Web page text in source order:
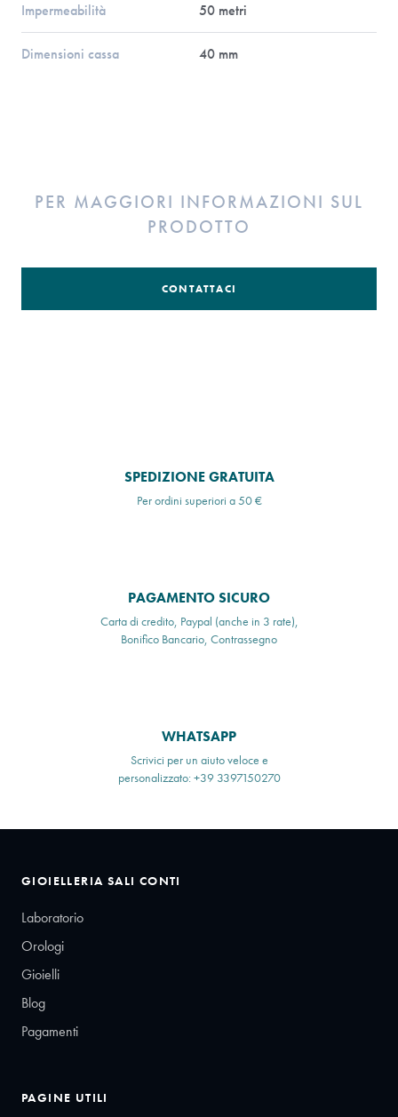
Impermeabilità 50 metri
Dimensioni cassa 40 mm
PER MAGGIORI INFORMAZIONI SUL
PRODOTTO
CONTATTACI
SPEDIZIONE GRATUITA
Per ordini superiori a 50 €
PAGAMENTO SICURO
Carta di credito, Paypal (anche in 3 rate),
Bonifico Bancario, Contrassegno
WHATSAPP
Scrivici per un aiuto veloce e
personalizzato: +39 3397150270
GIOIELLERIA SALI CONTI
Laboratorio
Orologi
Gioielli
Blog
Pagamenti
PAGINE UTILI